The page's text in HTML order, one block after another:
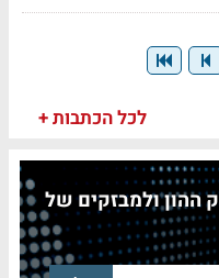
לכל הכתבות +
ההון ולמבזקים של